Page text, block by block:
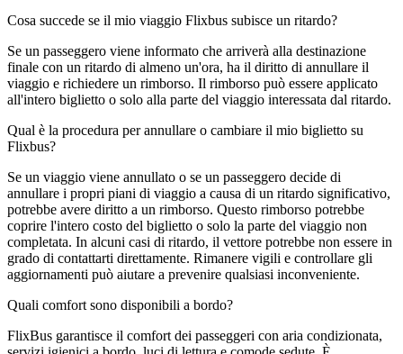
Cosa succede se il mio viaggio Flixbus subisce un ritardo?
Se un passeggero viene informato che arriverà alla destinazione
finale con un ritardo di almeno un'ora, ha il diritto di annullare il
viaggio e richiedere un rimborso. Il rimborso può essere applicato
all'intero biglietto o solo alla parte del viaggio interessata dal ritardo.
Qual è la procedura per annullare o cambiare il mio biglietto su
Flixbus?
Se un viaggio viene annullato o se un passeggero decide di
annullare i propri piani di viaggio a causa di un ritardo significativo,
potrebbe avere diritto a un rimborso. Questo rimborso potrebbe
coprire l'intero costo del biglietto o solo la parte del viaggio non
completata. In alcuni casi di ritardo, il vettore potrebbe non essere in
grado di contattarti direttamente. Rimanere vigili e controllare gli
aggiornamenti può aiutare a prevenire qualsiasi inconveniente.
Quali comfort sono disponibili a bordo?
FlixBus garantisce il comfort dei passeggeri con aria condizionata,